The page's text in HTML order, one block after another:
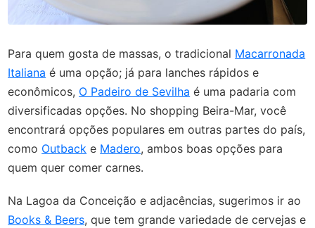
Para quem gosta de massas, o tradicional Macarronada
Italiana é uma opção; já para lanches rápidos e
econômicos, O Padeiro de Sevilha é uma padaria com
diversificadas opções. No shopping Beira-Mar, você
encontrará opções populares em outras partes do país,
como Outback e Madero, ambos boas opções para
quem quer comer carnes.
Na Lagoa da Conceição e adjacências, sugerimos ir ao
Books & Beers, que tem grande variedade de cervejas e